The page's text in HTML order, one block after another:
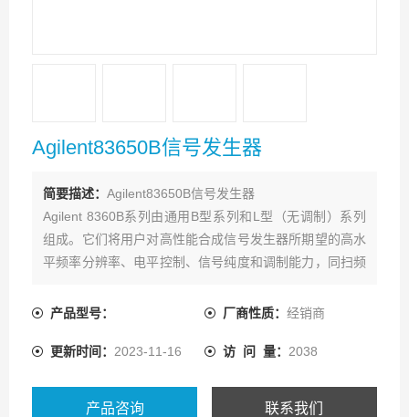
Agilent83650B信号发生器
简要描述： Agilent83650B信号发生器
Agilent 8360B系列由通用B型系列和L型（无调制）系列
组成。它们将用户对高性能合成信号发生器所期望的高水
平频率分辨率、电平控制、信号纯度和调制能力，同扫频
信号仿真、本振和元件或子系统激励响应测试应用日益提
产品型号： 厂商性质： 经销商
更新时间： 2023-11-16 访 问 量： 2038
产品咨询 联系我们